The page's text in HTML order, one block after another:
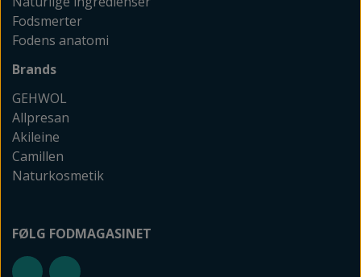
Fodsmerter
Fodens anatomi
Brands
GEHWOL
Allpresan
Akileine
Camillen
Naturkosmetik
FØLG FODMAGASINET